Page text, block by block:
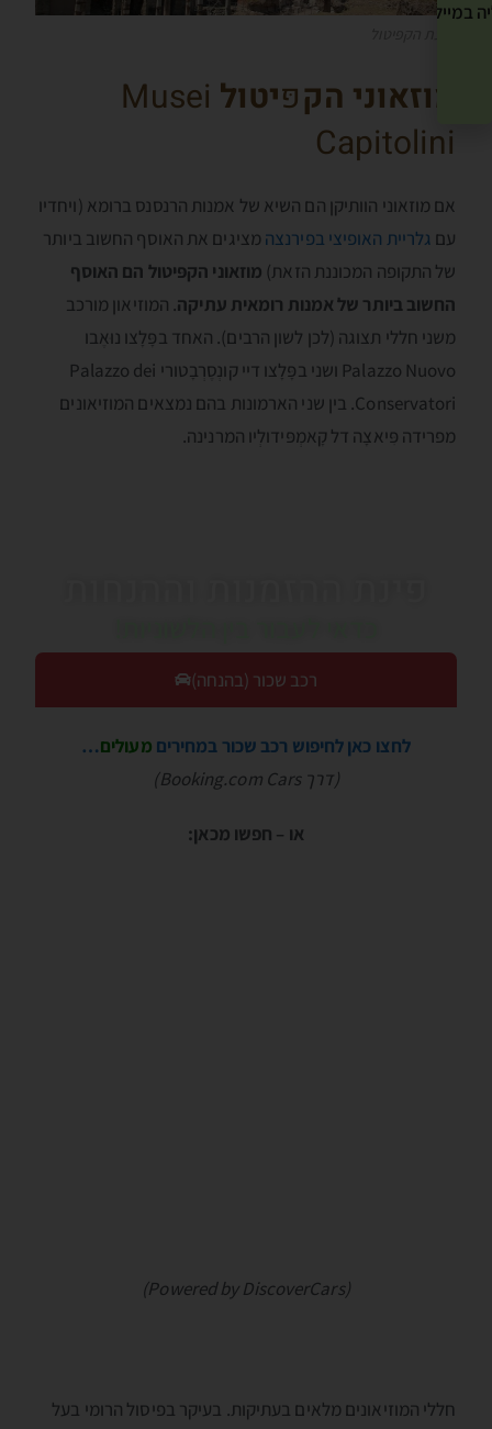
מוזאוני הקפּיטול Musei
Capitolini
אם מוזאוני הוותיקן הם השיא של אמנות הרנסנס ברומא (ויחדיו
עם גלריית האופיצי בפירנצה מציגים את האוסף החשוב ביותר
של התקופה המכוננת הזאת) מוזאוני הקפּיטול הם האוסף
החשוב ביותר של אמנות רומאית עתיקה. המוזיאון מורכב
משני חללי תצוגה (לכן לשון הרבים). האחד בפָּלָצו נוּאֶבו
Palazzo Nuovo ושני בפָּלָצו דיי קונְסֶרְבָטורי Palazzo dei
Conservatori. בין שני הארמונות בהם נמצאים המוזיאונים
מפרידה פִּיאצָה דל קָאמְפּידולְיו המרנינה.
רכב שכור (בהנחה)
לחצו כאן לחיפוש רכב שכור במחירים מעולים…
(דרך Booking.com Cars)
או – חפשו מכאן:
(Powered by DiscoverCars)
חללי המוזיאונים מלאים בעתיקות. בעיקר בפיסול הרומי בעל
במייל שלך! »